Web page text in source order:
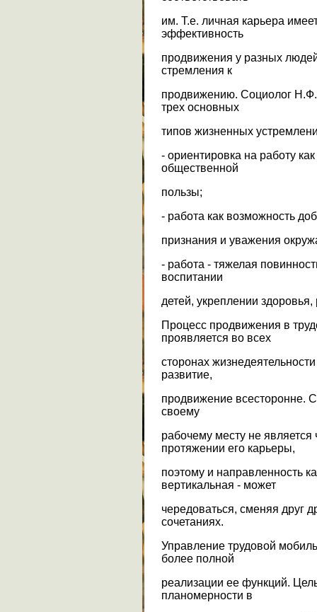
им. Т.е. личная карьера
эффективность
продвижения у разных
стремления к
продвижению. Социолог
трех основных
типов жизненных
- ориентировка на работу
общественной
пользы;
- работа как возможность
признания и уважения
- работа - тяжелая
воспитании
детей, укреплении
Процесс продвижения в
проявляется во всех
сторонах
развитие,
продвижение всесторонне.
своему
рабочему месту не
протяжении его карьеры,
поэтому и направленность
вертикальная - может
чередоваться, сменяя друг
сочетаниях.
Управление трудовой
более полной
реализации ее функций.
планомерности в